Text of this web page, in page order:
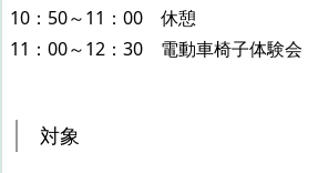
10：50～11：00 休憩
11：00～12：30 電動車椅子体験会
対象